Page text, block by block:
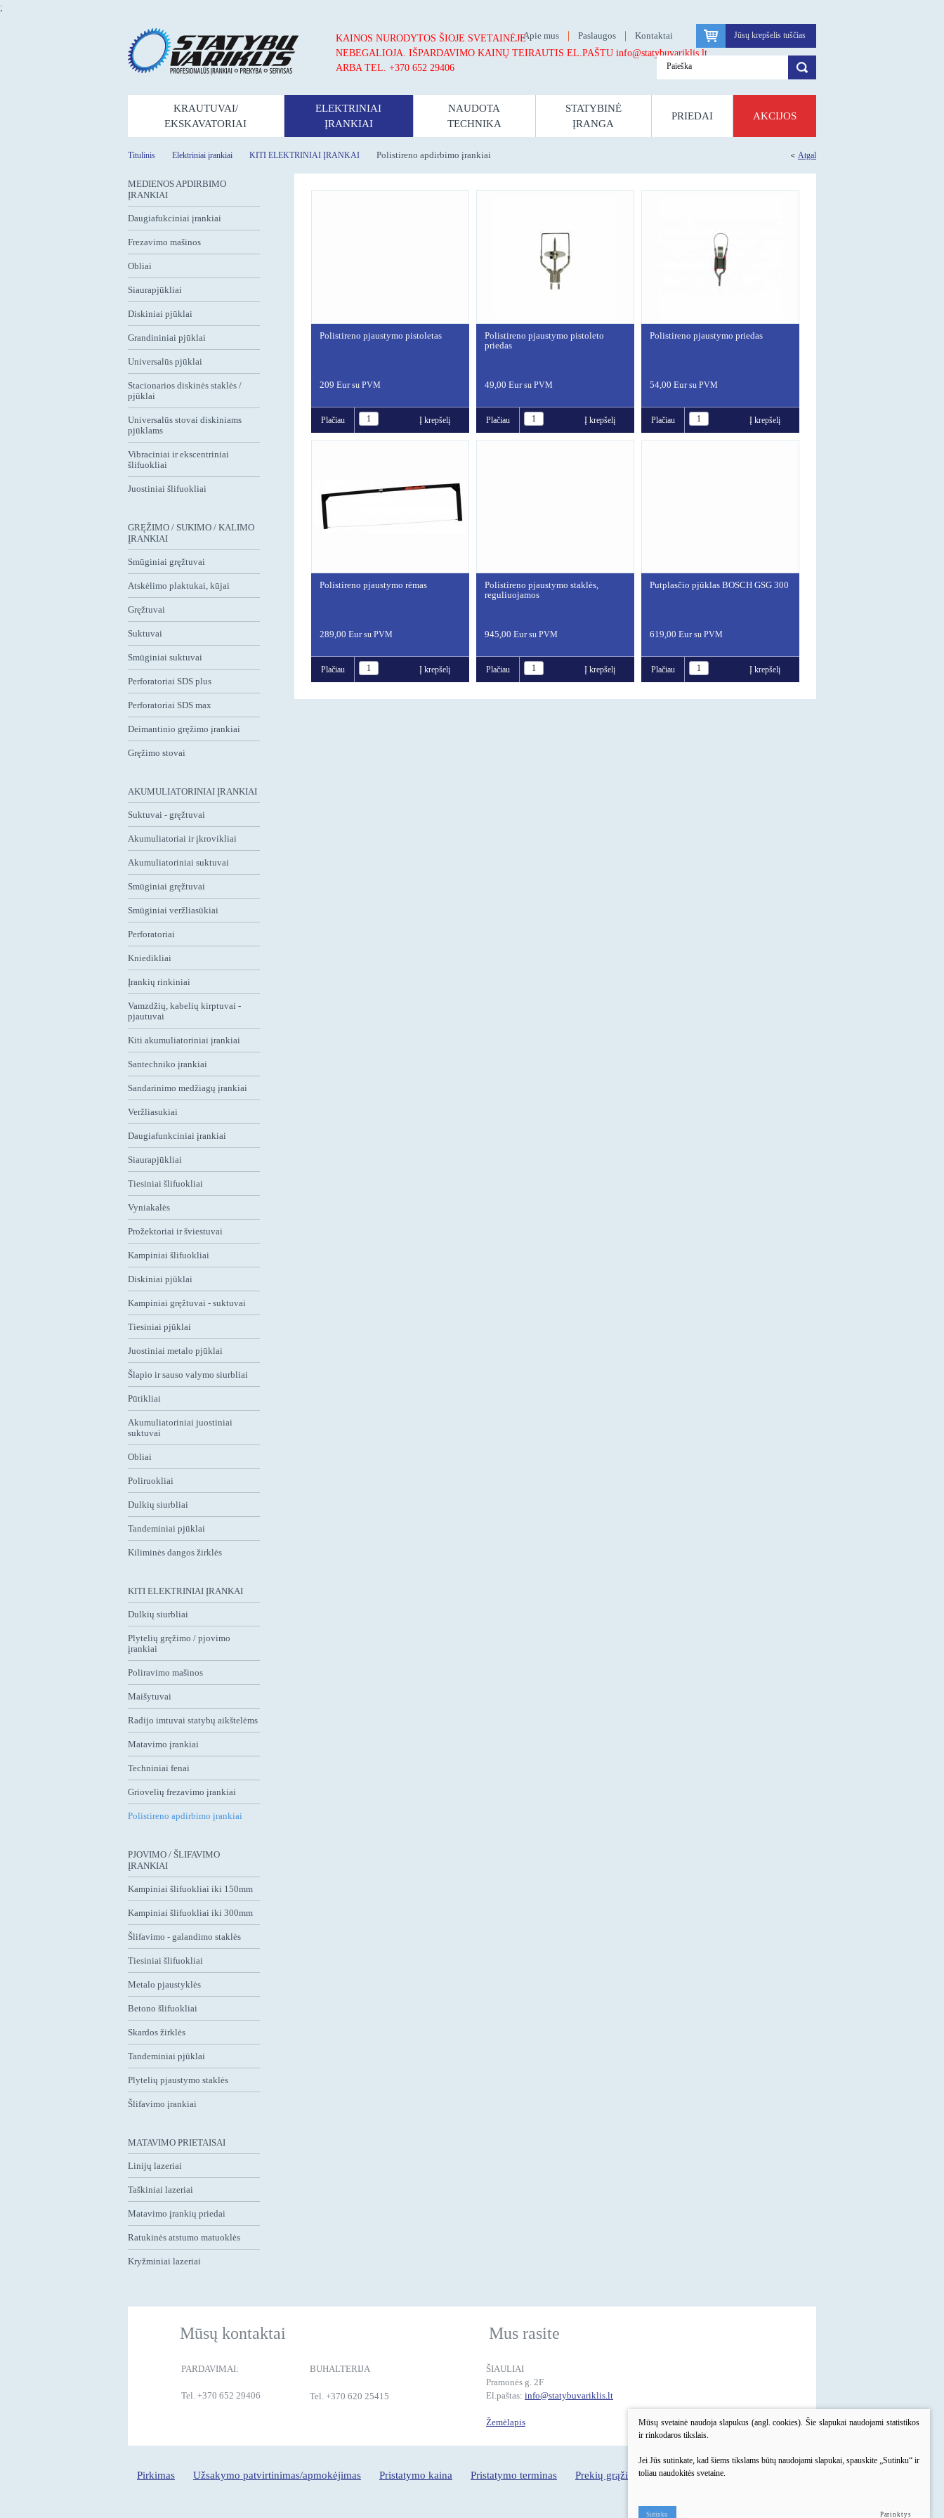
;
KAINOS NURODYTOS ŠIOJE SVETAINĖJE
NEBEGALIOJA. IŠPARDAVIMO KAINŲ TEIRAUTIS EL.PAŠTU info@statybuvariklis.lt
ARBA TEL. +370 652 29406
Jūsų krepšelis tuščias
Apie mus Paslaugos Kontaktai
KRAUTUVAI/
EKSKAVATORIAI
ELEKTRINIAI
ĮRANKIAI
NAUDOTA
TECHNIKA
STATYBINĖ
ĮRANGA
PRIEDAI AKCIJOS
Atgal
Titulinis Elektriniai įrankiai KITI ELEKTRINIAI ĮRANKAI Polistireno apdirbimo įrankiai
MEDIENOS APDIRBIMO
ĮRANKIAI
Daugiafukciniai įrankiai
Frezavimo mašinos
Obliai
Siaurapjūkliai
Diskiniai pjūklai
Grandininiai pjūklai
Universalūs pjūklai
Stacionarios diskinės staklės /
pjūklai
Universalūs stovai diskiniams
pjūklams
Vibraciniai ir ekscentriniai
šlifuokliai
Juostiniai šlifuokliai
GRĘŽIMO / SUKIMO / KALIMO
ĮRANKIAI
Smūginiai gręžtuvai
Atskėlimo plaktukai, kūjai
Gręžtuvai
Suktuvai
Smūginiai suktuvai
Perforatoriai SDS plus
Perforatoriai SDS max
Deimantinio gręžimo įrankiai
Gręžimo stovai
AKUMULIATORINIAI ĮRANKIAI
Suktuvai - gręžtuvai
Akumuliatoriai ir įkrovikliai
Akumuliatoriniai suktuvai
Smūginiai gręžtuvai
Smūginiai veržliasūkiai
Perforatoriai
Kniedikliai
Įrankių rinkiniai
Vamzdžių, kabelių kirptuvai -
pjautuvai
Kiti akumuliatoriniai įrankiai
Santechniko įrankiai
Sandarinimo medžiagų įrankiai
Veržliasukiai
Daugiafunkciniai įrankiai
Siaurapjūkliai
Tiesiniai šlifuokliai
Vyniakalės
Prožektoriai ir šviestuvai
Kampiniai šlifuokliai
Diskiniai pjūklai
Kampiniai gręžtuvai - suktuvai
Tiesiniai pjūklai
Juostiniai metalo pjūklai
Šlapio ir sauso valymo siurbliai
Pūtikliai
Akumuliatoriniai juostiniai
suktuvai
Obliai
Poliruokliai
Dulkių siurbliai
Tandeminiai pjūklai
Kiliminės dangos žirklės
KITI ELEKTRINIAI ĮRANKAI
Dulkių siurbliai
Plytelių gręžimo / pjovimo
įrankiai
Poliravimo mašinos
Maišytuvai
Radijo imtuvai statybų aikštelėms
Matavimo įrankiai
Techniniai fenai
Griovelių frezavimo įrankiai
Polistireno apdirbimo įrankiai
PJOVIMO / ŠLIFAVIMO
ĮRANKIAI
Kampiniai šlifuokliai iki 150mm
Kampiniai šlifuokliai iki 300mm
Šlifavimo - galandimo staklės
Tiesiniai šlifuokliai
Metalo pjaustyklės
Betono šlifuokliai
Skardos žirklės
Tandeminiai pjūklai
Plytelių pjaustymo staklės
Šlifavimo įrankiai
MATAVIMO PRIETAISAI
Linijų lazeriai
Taškiniai lazeriai
Matavimo įrankių priedai
Ratukinės atstumo matuoklės
Kryžminiai lazeriai
Polistireno pjaustymo pistoletas
209 Eursu PVM
Plačiau Į krepšelį
Polistireno pjaustymo pistoleto
priedas
49,00 Eursu PVM
Plačiau Į krepšelį
Polistireno pjaustymo priedas
54,00 Eursu PVM
Plačiau Į krepšelį
Polistireno pjaustymo rėmas
289,00 Eursu PVM
Plačiau Į krepšelį
Polistireno pjaustymo staklės,
reguliuojamos
945,00 Eursu PVM
Plačiau Į krepšelį
Putplasčio pjūklas BOSCH GSG 300
619,00 Eursu PVM
Plačiau Į krepšelį
Mūsų kontaktai Mus rasite
PARDAVIMAI:
Tel. +370 652 29406
BUHALTERIJA
Tel. +370 620 25415
ŠIAULIAI
Pramonės g. 2F
El.paštas: info@statybuvariklis.lt
Žemėlapis
Pirkimas Užsakymo patvirtinimas/apmokėjimas Pristatymo kaina Pristatymo terminas Prekių grąžinimas Konsultacija
Mūsų svetainė naudoja slapukus (angl. cookies). Šie slapukai naudojami statistikos
ir rinkodaros tikslais.
Jei Jūs sutinkate, kad šiems tikslams būtų naudojami slapukai, spauskite „Sutinku“ ir
toliau naudokitės svetaine.
Sutinku Parinktys